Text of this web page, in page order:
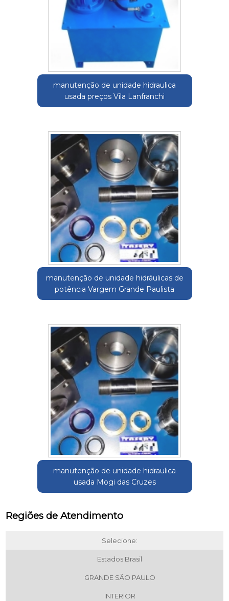
manutenção de unidade hidraulica
usada preços Vila Lanfranchi
manutenção de unidade hidráulicas de
potência Vargem Grande Paulista
manutenção de unidade hidraulica
usada Mogi das Cruzes
Regiões de Atendimento
Selecione:
Estados Brasil
GRANDE SÃO PAULO
INTERIOR